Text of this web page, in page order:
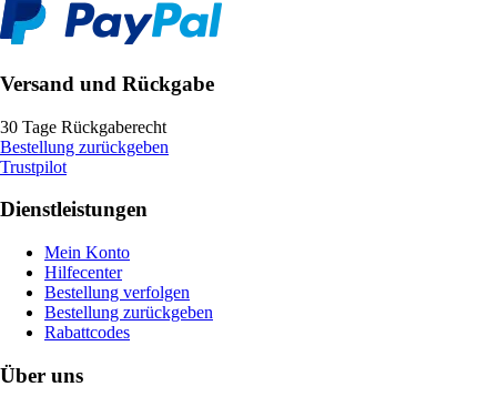
Versand und Rückgabe
30 Tage Rückgaberecht
Bestellung zurückgeben
Trustpilot
Dienstleistungen
Mein Konto
Hilfecenter
Bestellung verfolgen
Bestellung zurückgeben
Rabattcodes
Über uns